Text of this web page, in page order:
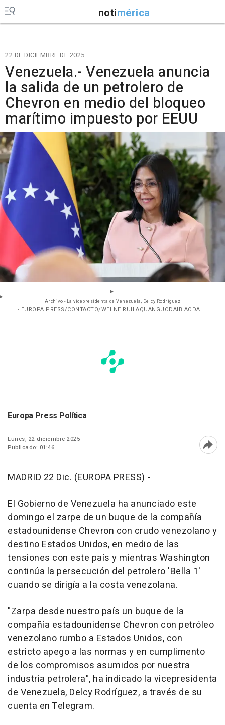
notimérica
22 DE DICIEMBRE DE 2025
Venezuela.- Venezuela anuncia
la salida de un petrolero de
Chevron en medio del bloqueo
marítimo impuesto por EEUU
Archivo - La vicepresidenta de Venezuela, Delcy Rodriguez
- EUROPA PRESS/CONTACTO/WEI NEIRUILAQUANGUODAIBIAODA
Europa Press Política
Lunes, 22 diciembre 2025
Publicado: 01:46
MADRID 22 Dic. (EUROPA PRESS) -
El Gobierno de Venezuela ha anunciado este
domingo el zarpe de un buque de la compañía
estadounidense Chevron con crudo venezolano y
destino Estados Unidos, en medio de las
tensiones con este país y mientras Washington
continúa la persecución del petrolero 'Bella 1'
cuando se dirigía a la costa venezolana.
"Zarpa desde nuestro país un buque de la
compañía estadounidense Chevron con petróleo
venezolano rumbo a Estados Unidos, con
estricto apego a las normas y en cumplimento
de los compromisos asumidos por nuestra
industria petrolera", ha indicado la vicepresidenta
de Venezuela, Delcy Rodríguez, a través de su
cuenta en Telegram.